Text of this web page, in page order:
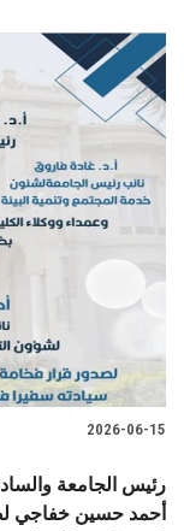
2026-06-15
رئيس الجامعة
أحمد حسين خفاجي